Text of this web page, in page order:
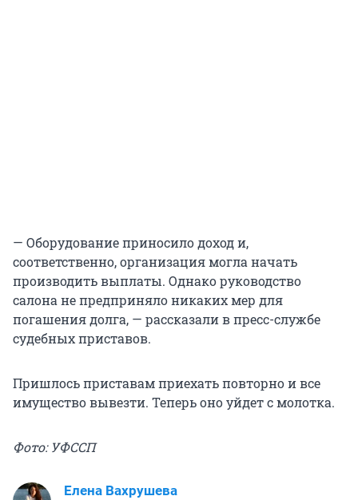
— Оборудование приносило доход и,
соответственно, организация могла начать
производить выплаты. Однако руководство
салона не предприняло никаких мер для
погашения долга, — рассказали в пресс-службе
судебных приставов.
Пришлось приставам приехать повторно и все
имущество вывезти. Теперь оно уйдет с молотка.
Фото: УФССП
Елена Вахрушева